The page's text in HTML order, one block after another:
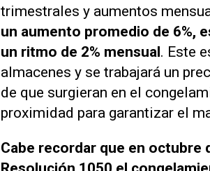
trimestrales y aumentos
un aumento promedio de 6%,
un ritmo de 2% mensual. Este
almacenes y se trabajará un
de que surgieran en el
proximidad para garantizar el
Cabe recordar que en octubre